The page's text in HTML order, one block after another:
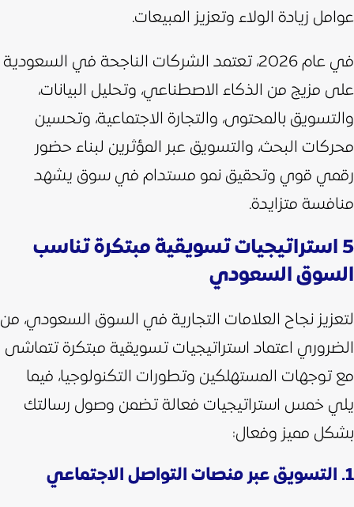
عوامل زيادة الولاء وتعزيز المبيعات.
في عام 2026، تعتمد الشركات الناجحة في السعودية
على مزيج من الذكاء الاصطناعي، وتحليل البيانات،
والتسويق بالمحتوى، والتجارة الاجتماعية، وتحسين
محركات البحث، والتسويق عبر المؤثرين لبناء حضور
رقمي قوي وتحقيق نمو مستدام في سوق يشهد
منافسة متزايدة.
5 استراتيجيات تسويقية مبتكرة تناسب
السوق السعودي
لتعزيز نجاح العلامات التجارية في السوق السعودي، من
الضروري اعتماد استراتيجيات تسويقية مبتكرة تتماشى
مع توجهات المستهلكين وتطورات التكنولوجيا، فيما
يلي خمس استراتيجيات فعالة تضمن وصول رسالتك
بشكل مميز وفعال:
1. التسويق عبر منصات التواصل الاجتماعي